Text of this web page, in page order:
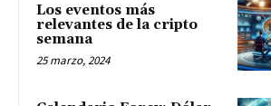
Los eventos más
relevantes de la cripto
semana
25 marzo, 2024